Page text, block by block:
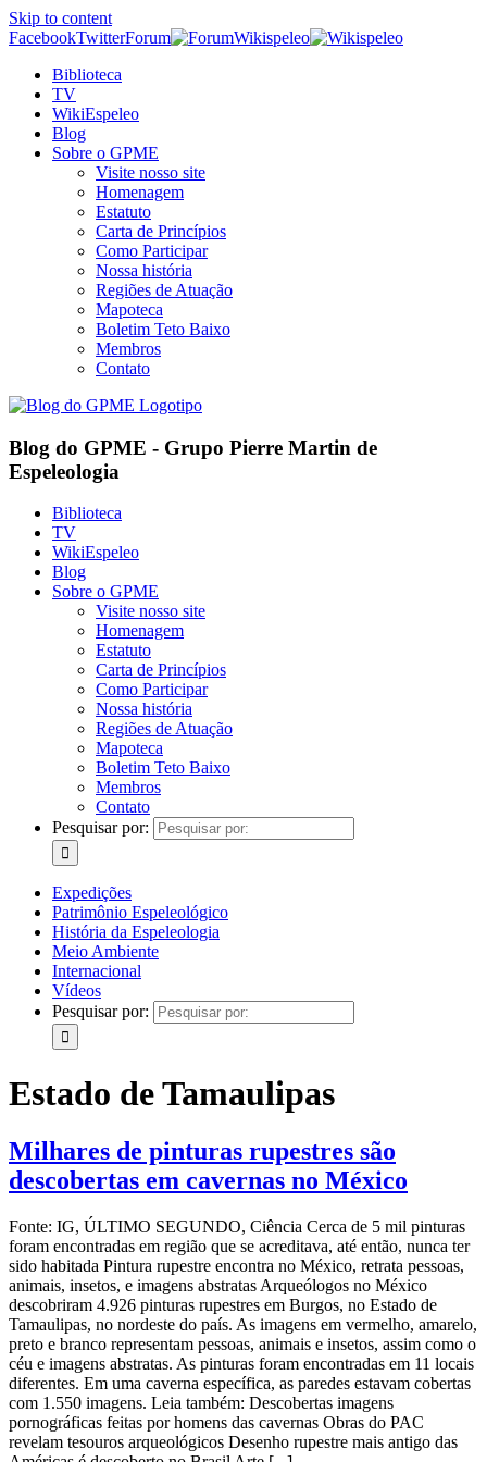
Skip to content
FacebookTwitterForum
Wikispeleo
Biblioteca
TV
WikiEspeleo
Blog
Sobre o GPME
Visite nosso site
Homenagem
Estatuto
Carta de Princípios
Como Participar
Nossa história
Regiões de Atuação
Mapoteca
Boletim Teto Baixo
Membros
Contato
Blog do GPME - Grupo Pierre Martin de
Espeleologia
Biblioteca
TV
WikiEspeleo
Blog
Sobre o GPME
Visite nosso site
Homenagem
Estatuto
Carta de Princípios
Como Participar
Nossa história
Regiões de Atuação
Mapoteca
Boletim Teto Baixo
Membros
Contato
Pesquisar por:
Expedições
Patrimônio Espeleológico
História da Espeleologia
Meio Ambiente
Internacional
Vídeos
Pesquisar por:
Estado de Tamaulipas
Milhares de pinturas rupestres são
descobertas em cavernas no México
Fonte: IG, ÚLTIMO SEGUNDO, Ciência Cerca de 5 mil pinturas
foram encontradas em região que se acreditava, até então, nunca ter
sido habitada Pintura rupestre encontra no México, retrata pessoas,
animais, insetos, e imagens abstratas Arqueólogos no México
descobriram 4.926 pinturas rupestres em Burgos, no Estado de
Tamaulipas, no nordeste do país. As imagens em vermelho, amarelo,
preto e branco representam pessoas, animais e insetos, assim como o
céu e imagens abstratas. As pinturas foram encontradas em 11 locais
diferentes. Em uma caverna específica, as paredes estavam cobertas
com 1.550 imagens. Leia também: Descobertas imagens
pornográficas feitas por homens das cavernas Obras do PAC
revelam tesouros arqueológicos Desenho rupestre mais antigo das